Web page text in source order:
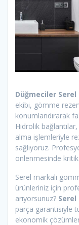
Düğmeciler Serel
ekibi, gömme
konumlandırarak
Hidrolik
alma işlemleriyle
sağlıyoruz.
önlenmesinde
Serel markalı
ürünleriniz için
arıyorsunuz? Serel
parça garantisiyle
ekonomik